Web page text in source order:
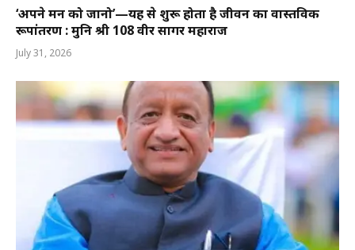
‘अपने मन को जानो’—यहीं से शुरू होता है जीवन का वास्तविक
रूपांतरण : मुनि श्री 108 वीर सागर महाराज
July 31, 2026